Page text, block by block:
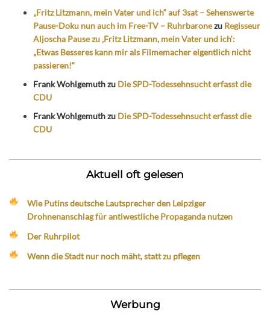
„Fritz Litzmann, mein Vater und ich“ auf 3sat – Sehenswerte
Pause-Doku nun auch im Free-TV – Ruhrbaronezu Regisseur
Aljoscha Pause zu ‚Fritz Litzmann, mein Vater und ich‘:
„Etwas Besseres kann mir als Filmemacher eigentlich nicht
passieren!“
Frank Wohlgemuthzu Die SPD-Todessehnsucht erfasst die
CDU
Frank Wohlgemuthzu Die SPD-Todessehnsucht erfasst die
CDU
Aktuell oft gelesen
Wie Putins deutsche Lautsprecher den Leipziger
Drohnenanschlag für antiwestliche Propaganda nutzen
Der Ruhrpilot
Wenn die Stadt nur noch mäht, statt zu pflegen
Werbung